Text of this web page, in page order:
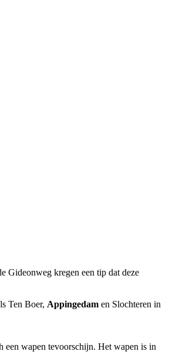
Gideonweg kregen een tip dat deze
Ten Boer, Appingedam en Slochteren in
een wapen tevoorschijn. Het wapen is in